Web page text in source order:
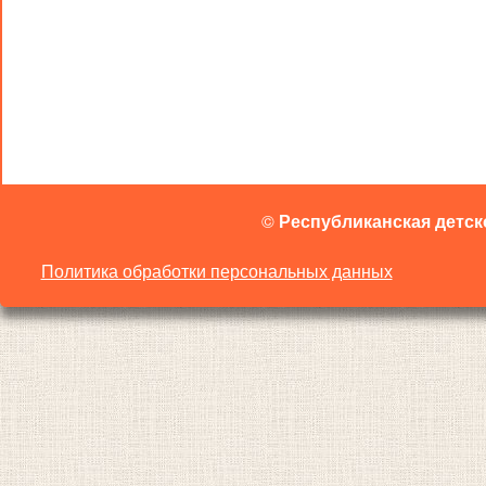
© Республиканская
Политика обработки персональных данных